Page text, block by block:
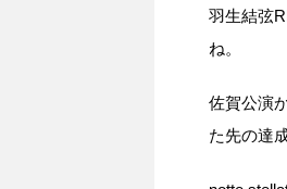
羽生結弦
ね。
佐賀公演
た先の達